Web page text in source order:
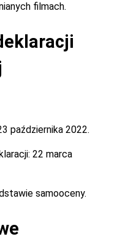
filmach.
października 2022.
22 marca
samooceny.